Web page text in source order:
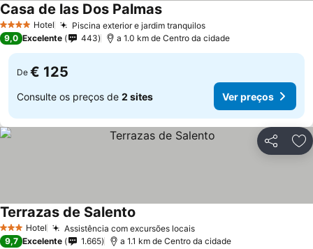
4 EstrelasHotel Piscina exterior e jardim tranquilos
Casa de las Dos Palmas
9,0 Excelente 443 a 1.0 km de Centro da cidade
De € 125
Consulte os preços de 2 sites Ver preços
Partilhar
3 EstrelasHotel Assistência com excursões locais
Terrazas de Salento
9,7 Excelente 1.665 a 1.1 km de Centro da cidade